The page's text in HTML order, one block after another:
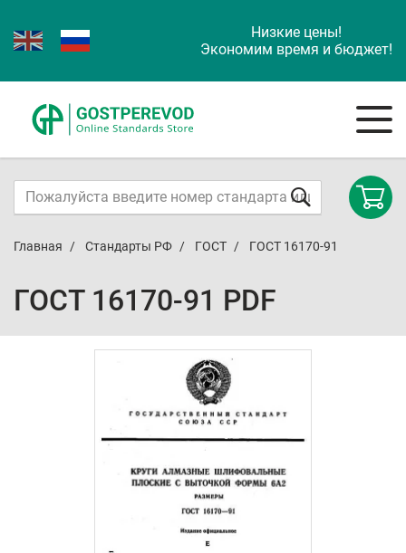
Низкие цены!
Экономим время и бюджет!
Главная Стандарты РФ ГОСТ ГОСТ 16170-91
ГОСТ 16170-91 PDF